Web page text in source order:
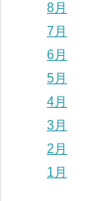
8月
7月
6月
5月
4月
3月
2月
1月